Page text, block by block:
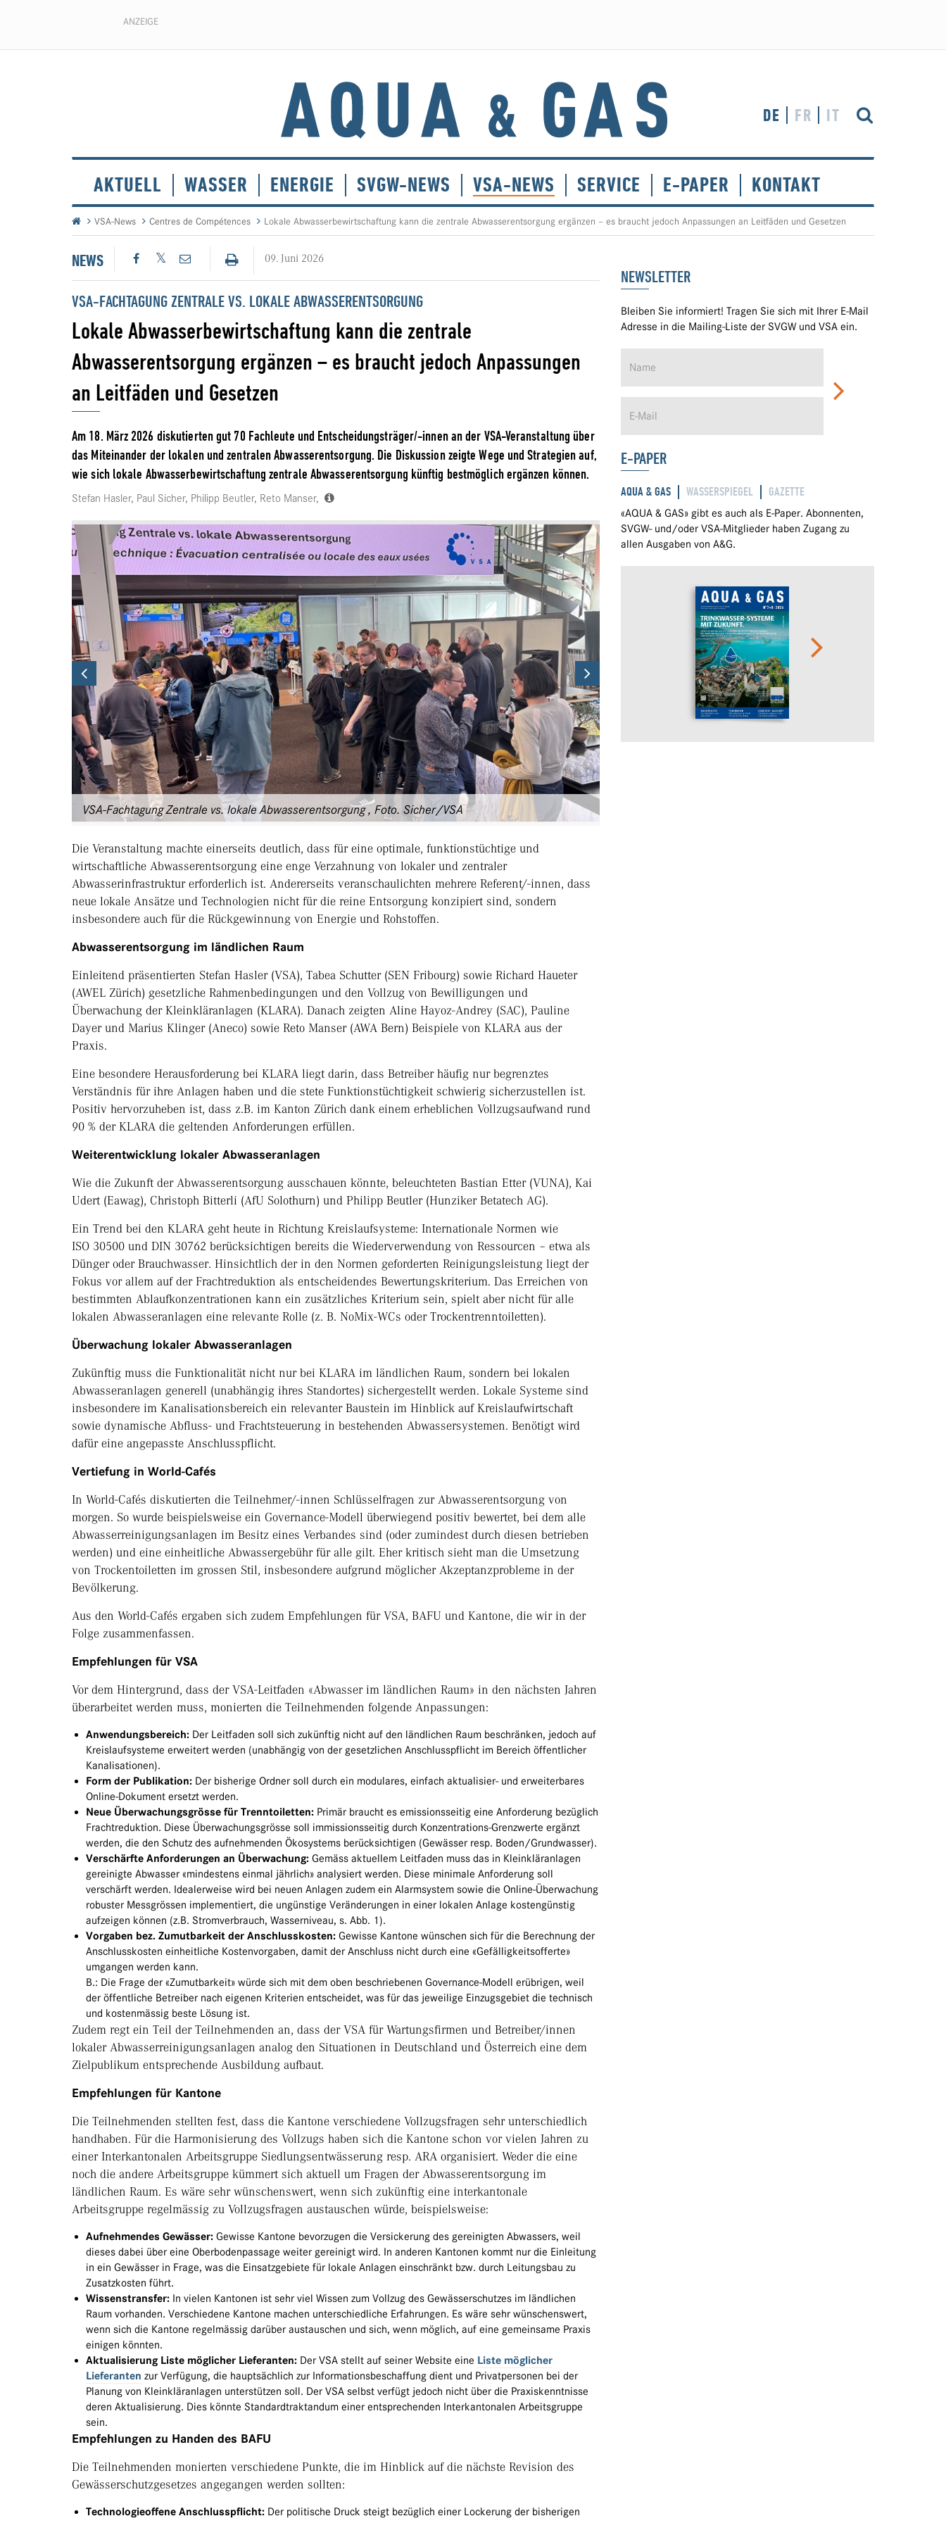
ANZEIGE
DE FR IT
AKTUELL WASSER ENERGIE SVGW-NEWS VSA-NEWS SERVICE E-PAPER KONTAKT
VSA-News Centres de Compétences Lokale Abwasserbewirtschaftung kann die zentrale Abwasserentsorgung ergänzen – es braucht jedoch Anpassungen an Leitfäden und Gesetzen
NEWS 09. Juni 2026
VSA-FACHTAGUNG ZENTRALE VS. LOKALE ABWASSERENTSORGUNG
Lokale Abwasserbewirtschaftung kann die zentrale
Abwasserentsorgung ergänzen – es braucht jedoch Anpassungen
an Leitfäden und Gesetzen
Am 18. März 2026 diskutierten gut 70 Fachleute und Entscheidungsträger/-innen an der VSA-Veranstaltung über
das Miteinander der lokalen und zentralen Abwasserentsorgung. Die Diskussion zeigte Wege und Strategien auf,
wie sich lokale Abwasserbewirtschaftung zentrale Abwasserentsorgung künftig bestmöglich ergänzen können.
Stefan Hasler, Paul Sicher, Philipp Beutler, Reto Manser,
VSA-Fachtagung Zentrale vs. lokale Abwasserentsorgung , Foto. Sicher/VSA
Previous
Die Veranstaltung machte einerseits deutlich, dass für eine optimale, funktionstüchtige und
wirtschaftliche Abwasserentsorgung eine enge Verzahnung von lokaler und zentraler
Abwasserinfrastruktur erforderlich ist. Andererseits veranschaulichten mehrere Referent/-innen, dass
neue lokale Ansätze und Technologien nicht für die reine Entsorgung konzipiert sind, sondern
insbesondere auch für die Rückgewinnung von Energie und Rohstoffen.
Abwasserentsorgung im ländlichen Raum
Einleitend präsentierten Stefan Hasler (VSA), Tabea Schutter (SEN Fribourg) sowie Richard Haueter
(AWEL Zürich) gesetzliche Rahmenbedingungen und den Vollzug von Bewilligungen und
Überwachung der Kleinkläranlagen (KLARA). Danach zeigten Aline Hayoz-Andrey (SAC), Pauline
Dayer und Marius Klinger (Aneco) sowie Reto Manser (AWA Bern) Beispiele von KLARA aus der
Praxis.
Eine besondere Herausforderung bei KLARA liegt darin, dass Betreiber häufig nur begrenztes
Verständnis für ihre Anlagen haben und die stete Funktionstüchtigkeit schwierig sicherzustellen ist.
Positiv hervorzuheben ist, dass z.B. im Kanton Zürich dank einem erheblichen Vollzugsaufwand rund
90 % der KLARA die geltenden Anforderungen erfüllen.
Weiterentwicklung lokaler Abwasseranlagen
Wie die Zukunft der Abwasserentsorgung ausschauen könnte, beleuchteten Bastian Etter (VUNA), Kai
Udert (Eawag), Christoph Bitterli (AfU Solothurn) und Philipp Beutler (Hunziker Betatech AG).
Ein Trend bei den KLARA geht heute in Richtung Kreislaufsysteme: Internationale Normen wie
ISO 30500 und DIN 30762 berücksichtigen bereits die Wiederverwendung von Ressourcen – etwa als
Dünger oder Brauchwasser. Hinsichtlich der in den Normen geforderten Reinigungsleistung liegt der
Fokus vor allem auf der Frachtreduktion als entscheidendes Bewertungskriterium. Das Erreichen von
bestimmten Ablaufkonzentrationen kann ein zusätzliches Kriterium sein, spielt aber nicht für alle
lokalen Abwasseranlagen eine relevante Rolle (z. B. NoMix-WCs oder Trockentrenntoiletten).
Überwachung lokaler Abwasseranlagen
Zukünftig muss die Funktionalität nicht nur bei KLARA im ländlichen Raum, sondern bei lokalen
Abwasseranlagen generell (unabhängig ihres Standortes) sichergestellt werden. Lokale Systeme sind
insbesondere im Kanalisationsbereich ein relevanter Baustein im Hinblick auf Kreislaufwirtschaft
sowie dynamische Abfluss- und Frachtsteuerung in bestehenden Abwassersystemen. Benötigt wird
dafür eine angepasste Anschlusspflicht.
Vertiefung in World-Cafés
In World-Cafés diskutierten die Teilnehmer/-innen Schlüsselfragen zur Abwasserentsorgung von
morgen. So wurde beispielsweise ein Governance-Modell überwiegend positiv bewertet, bei dem alle
Abwasserreinigungsanlagen im Besitz eines Verbandes sind (oder zumindest durch diesen betrieben
werden) und eine einheitliche Abwassergebühr für alle gilt. Eher kritisch sieht man die Umsetzung
von Trockentoiletten im grossen Stil, insbesondere aufgrund möglicher Akzeptanzprobleme in der
Bevölkerung.
Aus den World-Cafés ergaben sich zudem Empfehlungen für VSA, BAFU und Kantone, die wir in der
Folge zusammenfassen.
Empfehlungen für VSA
Vor dem Hintergrund, dass der VSA-Leitfaden «Abwasser im ländlichen Raum» in den nächsten Jahren
überarbeitet werden muss, monierten die Teilnehmenden folgende Anpassungen:
Anwendungsbereich: Der Leitfaden soll sich zukünftig nicht auf den ländlichen Raum beschränken, jedoch auf
Kreislaufsysteme erweitert werden (unabhängig von der gesetzlichen Anschlusspflicht im Bereich öffentlicher
Kanalisationen).
Form der Publikation: Der bisherige Ordner soll durch ein modulares, einfach aktualisier- und erweiterbares
Online-Dokument ersetzt werden.
Neue Überwachungsgrösse für Trenntoiletten: Primär braucht es emissionsseitig eine Anforderung bezüglich
Frachtreduktion. Diese Überwachungsgrösse soll immissionsseitig durch Konzentrations-Grenzwerte ergänzt
werden, die den Schutz des aufnehmenden Ökosystems berücksichtigen (Gewässer resp. Boden/Grundwasser).
Verschärfte Anforderungen an Überwachung: Gemäss aktuellem Leitfaden muss das in Kleinkläranlagen
gereinigte Abwasser «mindestens einmal jährlich» analysiert werden. Diese minimale Anforderung soll
verschärft werden. Idealerweise wird bei neuen Anlagen zudem ein Alarmsystem sowie die Online-Überwachung
robuster Messgrössen implementiert, die ungünstige Veränderungen in einer lokalen Anlage kostengünstig
aufzeigen können (z.B. Stromverbrauch, Wasserniveau, s. Abb. 1).
Vorgaben bez. Zumutbarkeit der Anschlusskosten: Gewisse Kantone wünschen sich für die Berechnung der
Anschlusskosten einheitliche Kostenvorgaben, damit der Anschluss nicht durch eine «Gefälligkeitsofferte»
umgangen werden kann.
B.: Die Frage der «Zumutbarkeit» würde sich mit dem oben beschriebenen Governance-Modell erübrigen, weil
der öffentliche Betreiber nach eigenen Kriterien entscheidet, was für das jeweilige Einzugsgebiet die technisch
und kostenmässig beste Lösung ist.
Zudem regt ein Teil der Teilnehmenden an, dass der VSA für Wartungsfirmen und Betreiber/innen
lokaler Abwasserreinigungsanlagen analog den Situationen in Deutschland und Österreich eine dem
Zielpublikum entsprechende Ausbildung aufbaut.
Empfehlungen für Kantone
Die Teilnehmenden stellten fest, dass die Kantone verschiedene Vollzugsfragen sehr unterschiedlich
handhaben. Für die Harmonisierung des Vollzugs haben sich die Kantone schon vor vielen Jahren zu
einer Interkantonalen Arbeitsgruppe Siedlungsentwässerung resp. ARA organisiert. Weder die eine
noch die andere Arbeitsgruppe kümmert sich aktuell um Fragen der Abwasserentsorgung im
ländlichen Raum. Es wäre sehr wünschenswert, wenn sich zukünftig eine interkantonale
Arbeitsgruppe regelmässig zu Vollzugsfragen austauschen würde, beispielsweise:
Aufnehmendes Gewässer: Gewisse Kantone bevorzugen die Versickerung des gereinigten Abwassers, weil
dieses dabei über eine Oberbodenpassage weiter gereinigt wird. In anderen Kantonen kommt nur die Einleitung
in ein Gewässer in Frage, was die Einsatzgebiete für lokale Anlagen einschränkt bzw. durch Leitungsbau zu
Zusatzkosten führt.
Wissenstransfer: In vielen Kantonen ist sehr viel Wissen zum Vollzug des Gewässerschutzes im ländlichen
Raum vorhanden. Verschiedene Kantone machen unterschiedliche Erfahrungen. Es wäre sehr wünschenswert,
wenn sich die Kantone regelmässig darüber austauschen und sich, wenn möglich, auf eine gemeinsame Praxis
einigen könnten.
Aktualisierung Liste möglicher Lieferanten: Der VSA stellt auf seiner Website eine Liste möglicher
Lieferanten zur Verfügung, die hauptsächlich zur Informationsbeschaffung dient und Privatpersonen bei der
Planung von Kleinkläranlagen unterstützen soll. Der VSA selbst verfügt jedoch nicht über die Praxiskenntnisse
deren Aktualisierung. Dies könnte Standardtraktandum einer entsprechenden Interkantonalen Arbeitsgruppe
sein.
Empfehlungen zu Handen des BAFU
Die Teilnehmenden monierten verschiedene Punkte, die im Hinblick auf die nächste Revision des
Gewässerschutzgesetzes angegangen werden sollten:
Technologieoffene Anschlusspflicht: Der politische Druck steigt bezüglich einer Lockerung der bisherigen
NEWSLETTER
Bleiben Sie informiert! Tragen Sie sich mit Ihrer E-Mail
Adresse in die Mailing-Liste der SVGW und VSA ein.
E-PAPER
AQUA & GAS WASSERSPIEGEL GAZETTE
«AQUA & GAS» gibt es auch als E-Paper. Abonnenten,
SVGW- und/oder VSA-Mitglieder haben Zugang zu
allen Ausgaben von A&G.